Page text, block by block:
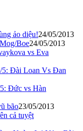
ảo diệu!24/05/2013
Boe24/05/2013
vs Eva
5: Đài Loan Vs Đan
Đức vs Hàn
bão23/05/2013
cả tuyệt